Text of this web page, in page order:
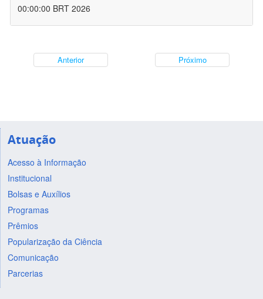
00:00:00 BRT 2026
Anterior Próximo
Atuação
Acesso à Informação
Institucional
Bolsas e Auxílios
Programas
Prêmios
Popularização da Ciência
Comunicação
Parcerias